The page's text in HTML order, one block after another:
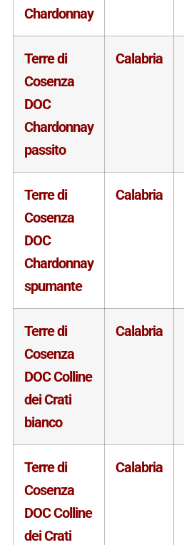
Chardonnay
Terre di
Cosenza
DOC
Chardonnay
passito
Calabria
Terre di
Cosenza
DOC
Chardonnay
spumante
Calabria
Terre di
Cosenza
DOC Colline
dei Crati
bianco
Calabria
Terre di
Cosenza
DOC Colline
dei Crati
Calabria